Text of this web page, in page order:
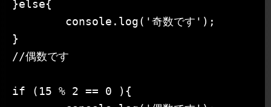
}else{
}
//偶数です
if (15 % 2 == 0 ){